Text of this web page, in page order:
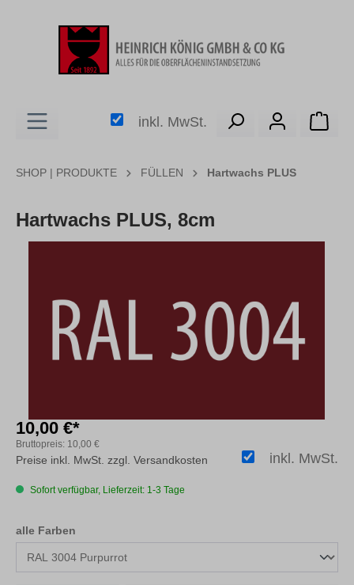
inkl. MwSt.
SHOP | PRODUKTE FÜLLEN Hartwachs PLUS
Hartwachs PLUS, 8cm
10,00 €*
Bruttopreis: 10,00 €
inkl. MwSt.
Preise inkl. MwSt. zzgl. Versandkosten
Sofort verfügbar, Lieferzeit: 1-3 Tage
alle Farben